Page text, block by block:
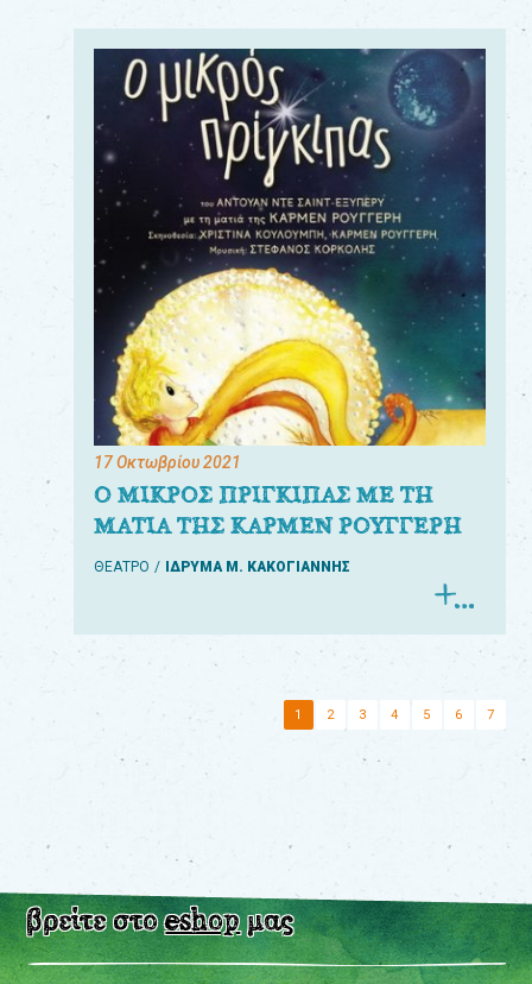
17 Οκτωβρίου 2021
Ο ΜΙΚΡΟΣ ΠΡΙΓΚΙΠΑΣ ΜΕ ΤΗ
ΜΑΤΙΑ ΤΗΣ ΚΑΡΜΕΝ ΡΟΥΓΓΕΡΗ
ΘΕΑΤΡΟ ΙΔΡΥΜΑ Μ. ΚΑΚΟΓΙΑΝΝΗΣ
1 2 3 4 5 6 7
βρείτε στοeshopμας